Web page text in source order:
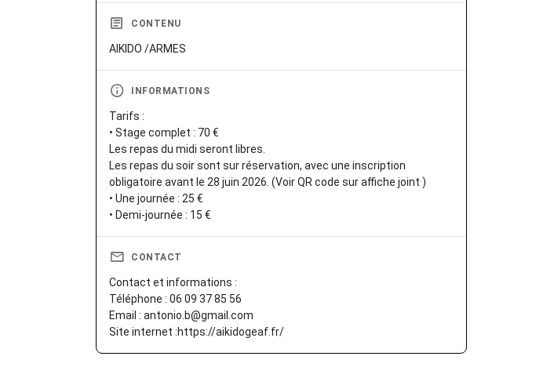
CONTENU
AIKIDO /ARMES
INFORMATIONS
Tarifs :
• Stage complet : 70 €
Les repas du midi seront libres.
Les repas du soir sont sur réservation, avec une inscription
obligatoire avant le 28 juin 2026. (Voir QR code sur affiche joint )
• Une journée : 25 €
CONTACT
Contact et informations :
Téléphone : 06 09 37 85 56
Email : antonio.b@gmail.com